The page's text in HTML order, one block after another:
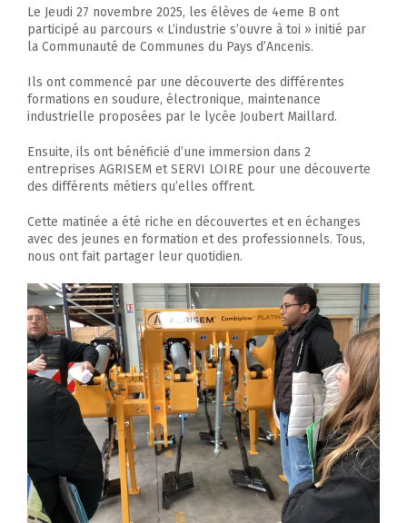
Le Jeudi 27 novembre 2025, les élèves de 4eme B ont
participé au parcours « L’industrie s’ouvre à toi » initié par
la Communauté de Communes du Pays d’Ancenis.
Ils ont commencé par une découverte des différentes
formations en soudure, électronique, maintenance
industrielle proposées par le lycée Joubert Maillard.
Ensuite, ils ont bénéficié d’une immersion dans 2
entreprises AGRISEM et SERVI LOIRE pour une découverte
des différents métiers qu’elles offrent.
Cette matinée a été riche en découvertes et en échanges
avec des jeunes en formation et des professionnels. Tous,
nous ont fait partager leur quotidien.